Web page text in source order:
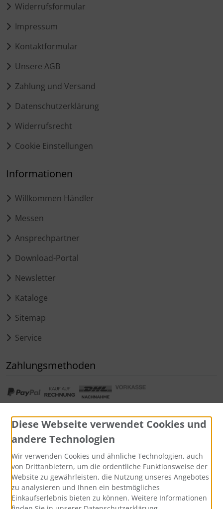
Widerrufsformular
Impressum
Kontaktformular
Unsere AGB
Zahlung und Versand
Datenschutzerklärung
Widerrufsrecht
Cookie Einstellungen
Informationen
Willkommen Händler
Messen
Ansprechpartner
Download-Portal
Newsletter
Kataloge
Sitemap
Service
Zahlungsmethoden
Diese Webseite verwendet Cookies und
andere Technologien
Wir verwenden Cookies und ähnliche Technologien, auch
von Drittanbietern, um die ordentliche Funktionsweise der
Website zu gewährleisten, die Nutzung unseres Angebotes
zu analysieren und Ihnen ein bestmögliches
Einkaufserlebnis bieten zu können. Weitere Informationen